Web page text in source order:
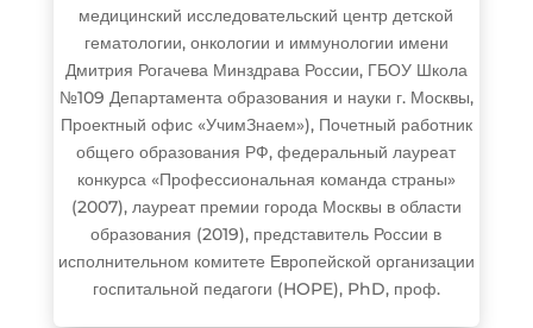
медицинский исследовательский центр детской
гематологии, онкологии и иммунологии имени
Дмитрия Рогачева Минздрава России, ГБОУ Школа
№109 Департамента образования и науки г. Москвы,
Проектный офис «УчимЗнаем»), Почетный работник
общего образования РФ, федеральный лауреат
конкурса «Профессиональная команда страны»
(2007), лауреат премии города Москвы в области
образования (2019), представитель России в
исполнительном комитете Европейской организации
госпитальной педагоги (HOPE), PhD, проф.